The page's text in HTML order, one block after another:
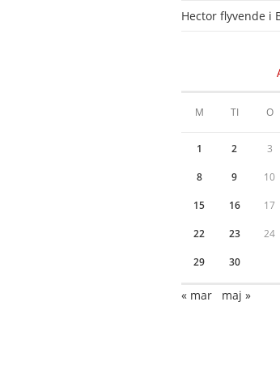
Hector flyvende i
M TI O
1 2 3
8 9 10
15 16 17
22 23 24
29 30
« mar maj »